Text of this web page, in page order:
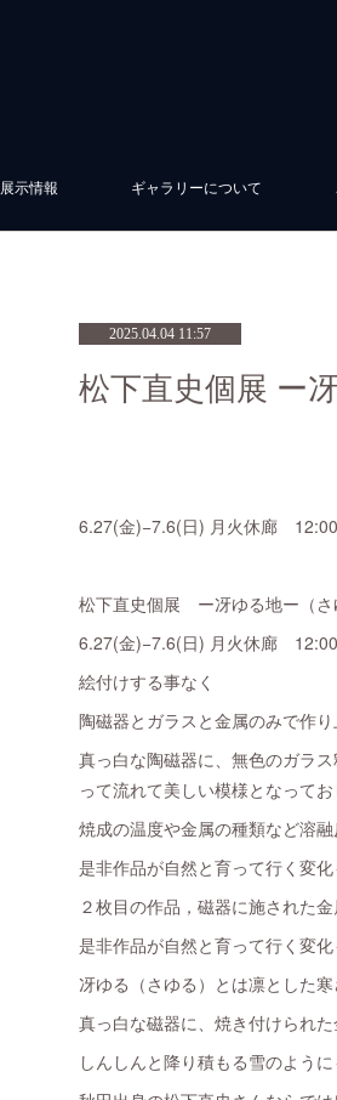
展示情報 ギャラリーについて
2025.04.04 11:57
松下直史個展 ー
6.27(金)−7.6(日) 月火休廊
松下直史個展 ー冴ゆる地ー（さ
6.27(金)−7.6(日) 月火休廊
絵付けする事なく
陶磁器とガラスと金属のみで作
真っ白な陶磁器に、無色のガラ
って流れて美しい模様となってお
焼成の温度や金属の種類など溶
是非作品が自然と育って行く変
２枚目の作品，磁器に施された
是非作品が自然と育って行く変
冴ゆる（さゆる）とは凛とした
真っ白な磁器に、焼き付けられ
しんしんと降り積もる雪のように